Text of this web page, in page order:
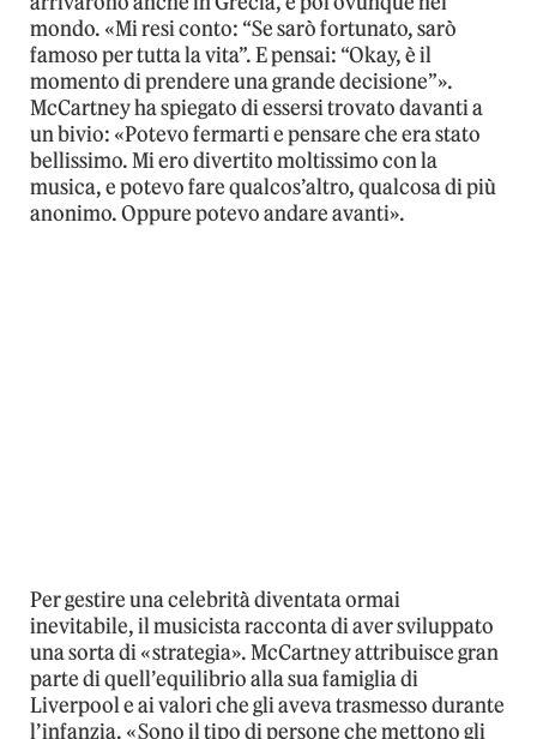
mondo. «Mi resi conto: “Se sarò fortunato, sarò
famoso per tutta la vita”. E pensai: “Okay, è il
momento di prendere una grande decisione”».
McCartney ha spiegato di essersi trovato davanti a
un bivio: «Potevo fermarti e pensare che era stato
bellissimo. Mi ero divertito moltissimo con la
musica, e potevo fare qualcos’altro, qualcosa di più
anonimo. Oppure potevo andare avanti».
Per gestire una celebrità diventata ormai
inevitabile, il musicista racconta di aver sviluppato
una sorta di «strategia». McCartney attribuisce gran
parte di quell’equilibrio alla sua famiglia di
Liverpool e ai valori che gli aveva trasmesso durante
l’infanzia. «Sono il tipo di persone che mettono gli